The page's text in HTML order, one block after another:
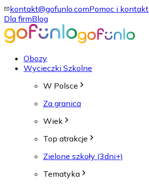
kontakt@gofunlo.comPomoc i kontakt
Dla firmBlog
Obozy
Wycieczki Szkolne
W Polsce
Za granicą
Wiek
Top atrakcje
Zielone szkoły (3dni+)
Tematyka